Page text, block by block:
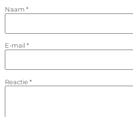
Naam *
E-mail *
Reactie *